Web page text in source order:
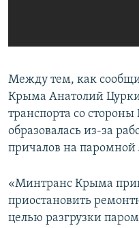
Между тем, как
Крыма Анатолий
транспорта со
образовалась из-за
причалов на
«Минтранс Крыма
приостановить
целью разгрузки